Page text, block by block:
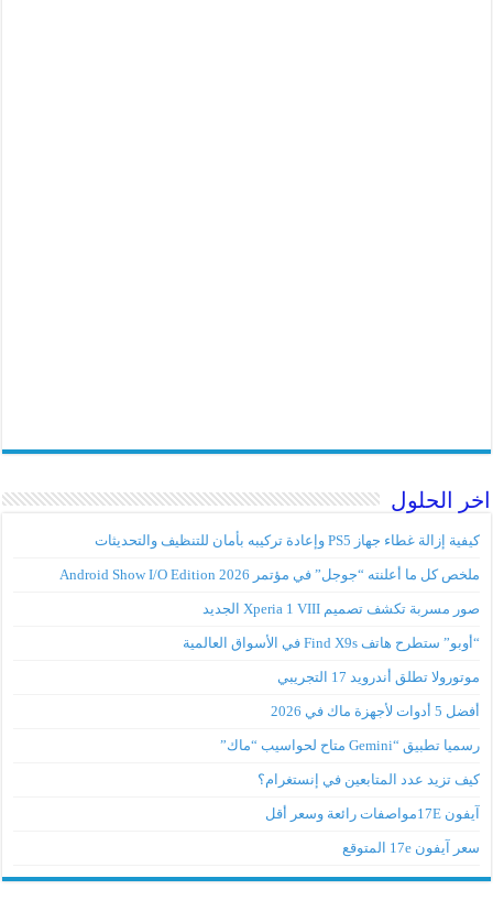
اخر الحلول
كيفية إزالة غطاء جهاز PS5 وإعادة تركيبه بأمان للتنظيف والتحديثات
ملخص كل ما أعلنته “جوجل” في مؤتمر Android Show I/O Edition 2026
صور مسربة تكشف تصميم Xperia 1 VIII الجديد
“أوبو” ستطرح هاتف Find X9s في الأسواق العالمية
موتورولا تطلق أندرويد 17 التجريبي
أفضل 5 أدوات لأجهزة ماك في 2026
رسميا تطبيق “Gemini متاح لحواسيب “ماك”
كيف تزيد عدد المتابعين في إنستغرام؟
آيفون 17Eمواصفات رائعة وسعر أقل
سعر آيفون 17e المتوقع